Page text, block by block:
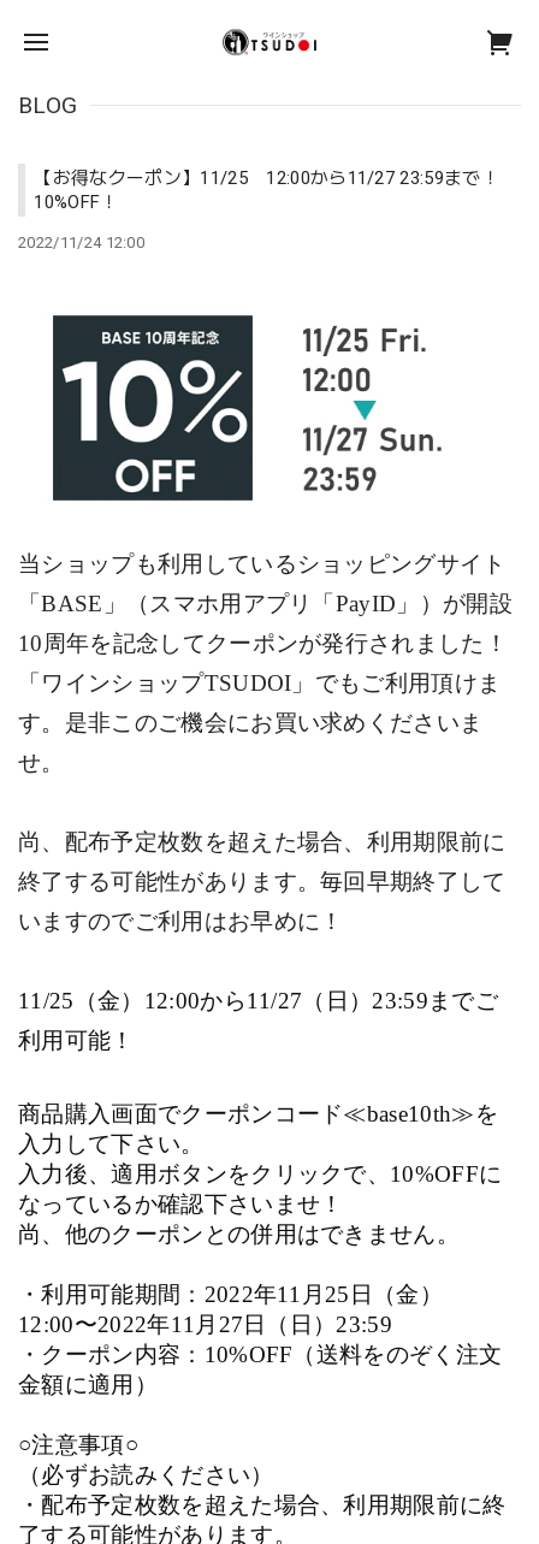
BLOG
【お得なクーポン】11/25 12:00から11/27 23:59まで！
10%OFF！
2022/11/24 12:00
当ショップも利用しているショッピングサイト
「BASE 」（スマホ用アプリ「PayID 」）が開設
10周年を記念してクーポンが発行されました！
「ワインショップTSUDOI 」でもご利用頂けま
す。是非このご機会にお買い求めくださいま
せ。
尚、配布予定枚数を超えた場合、利用期限前に
終了する可能性があります。毎回早期終了して
いますのでご利用はお早めに！
11/25 （金） 12:00から11/27 （日） 23:59 までご
利用可能！
商品購入画面でクーポンコード≪base10th≫を
入力して下さい。
入力後、適用ボタンをクリックで、 10%OFFに
なっているか確認下さいませ！
尚、他のクーポンとの併用はできません。
・利用可能期間： 2022年11 月 25 日（金）
12:00〜2022年11 月 27日（日） 23:59
・クーポン内容： 10%OFF （送料をのぞく注文
金額に適用）
○注意事項○
（必ずお読みください）
・配布予定枚数を超えた場合、利用期限前に終
了する可能性があります。